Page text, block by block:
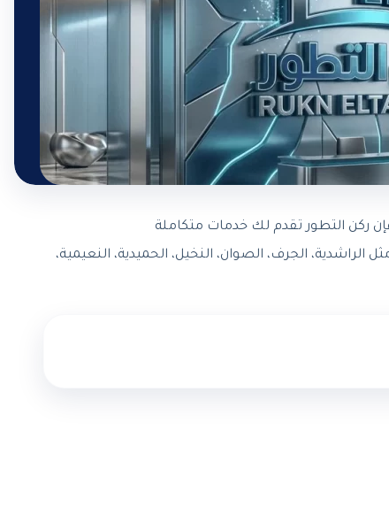
ركن التطور تقدم لك خدمات متكاملة
الجرف، الصوان، النخيل، الحميدية، النعيمية،